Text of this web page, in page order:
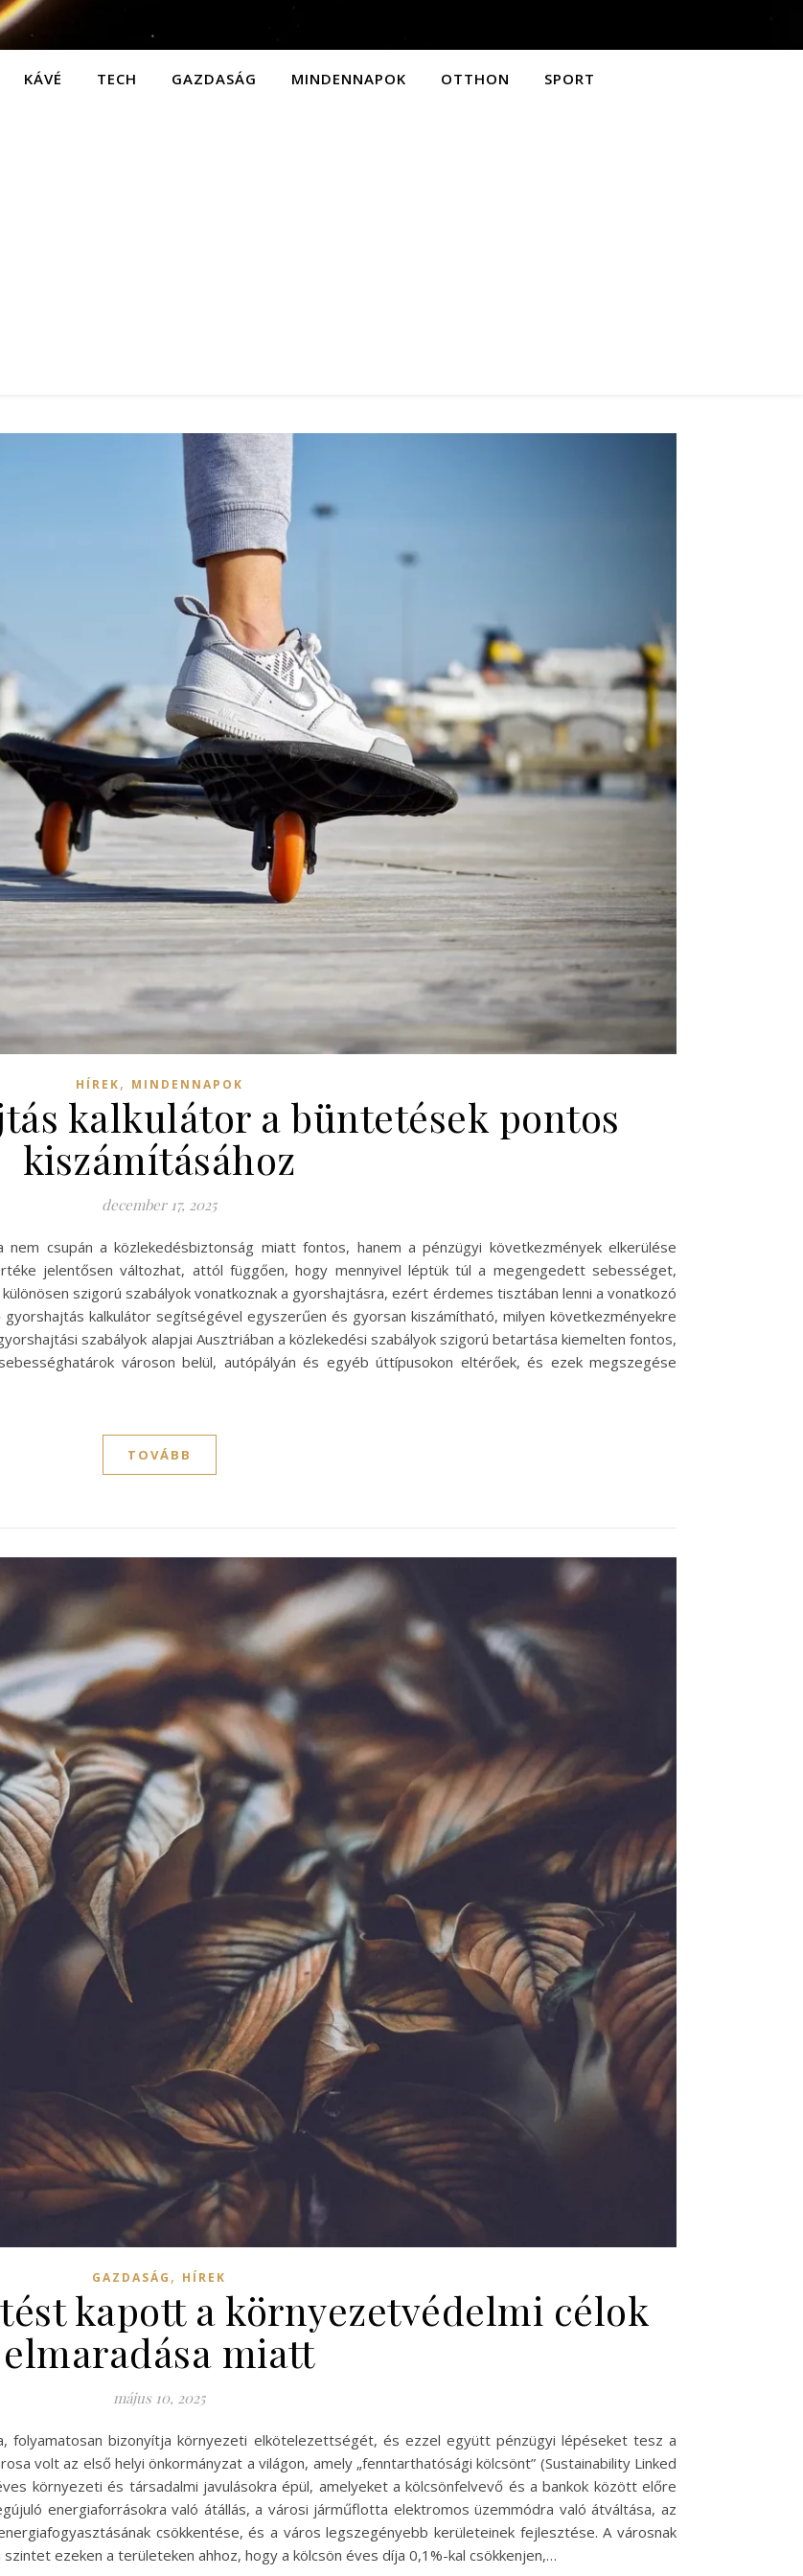
KÁVÉ TECH GAZDASÁG MINDENNAPOK OTTHON SPORT
HÍREK, MINDENNAPOK
kalkulátor a büntetések pontos
kiszámításához
december 17, 2025
csupán a közlekedésbiztonság miatt fontos, hanem a pénzügyi következmények elkerülése
jelentősen változhat, attól függően, hogy mennyivel léptük túl a megengedett sebességet,
szigorú szabályok vonatkoznak a gyorshajtásra, ezért érdemes tisztában lenni a vonatkozó
kalkulátor segítségével egyszerűen és gyorsan kiszámítható, milyen következményekre
szabályok alapjai Ausztriában a közlekedési szabályok szigorú betartása kiemelten fontos,
városon belül, autópályán és egyéb úttípusokon eltérőek, és ezek megszegése
TOVÁBB
GAZDASÁG , HÍREK
kapott a környezetvédelmi célok
elmaradása miatt
május 10, 2025
folyamatosan bizonyítja környezeti elkötelezettségét, és ezzel együtt pénzügyi lépéseket tesz a
volt az első helyi önkormányzat a világon, amely „fenntarthatósági kölcsönt” (Sustainability Linked
környezeti és társadalmi javulásokra épül, amelyeket a kölcsönfelvevő és a bankok között előre
energiaforrásokra való átállás, a városi járműflotta elektromos üzemmódra való átváltása, az
csökkentése, és a város legszegényebb kerületeinek fejlesztése. A városnak
ezeken a területeken ahhoz, hogy a kölcsön éves díja 0,1%-kal csökkenjen,…